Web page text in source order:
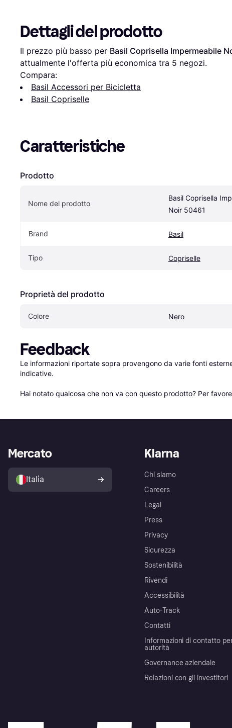
Dettagli del prodotto
Il prezzo più basso per Basil Coprisella Impermeabile
attualmente l'offerta più economica tra 5 negozi.
Compara:
Basil Accessori per Bicicletta
Basil Copriselle
Caratteristiche
Prodotto
Nome del prodotto
Basil Coprisella
Noir 50461
Brand Basil
Tipo Copriselle
Proprietà del prodotto
Colore Nero
Feedback
Le informazioni riportate sopra provengono da varie fonti
indicative.
Hai notato qualcosa che non va con questo prodotto? Per favore
Klarna
Chi siamo
Careers
Legal
Press
Privacy
Sicurezza
Sostenibilità
Rivendi
Accessibilità
Auto-Track
Contatti
Informazioni di contatto
autorità
Governance aziendale
Relazioni con gli investitori
Mercato
Italia